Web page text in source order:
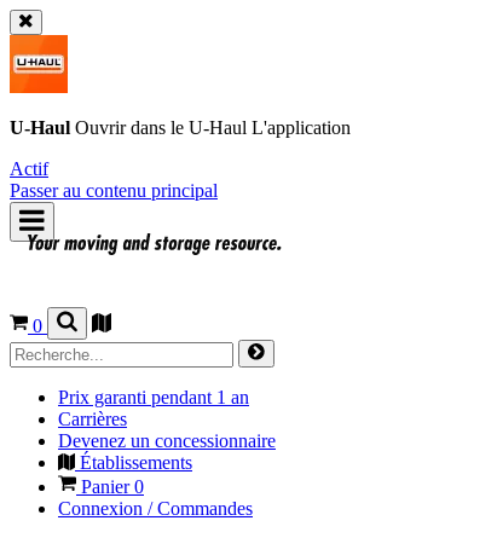
U-Haul Ouvrir dans le U-Haul L'application
Actif
Passer au contenu principal
0
Prix garanti pendant 1 an
Carrières
Devenez un concessionnaire
Établissements
Panier0
Connexion / Commandes